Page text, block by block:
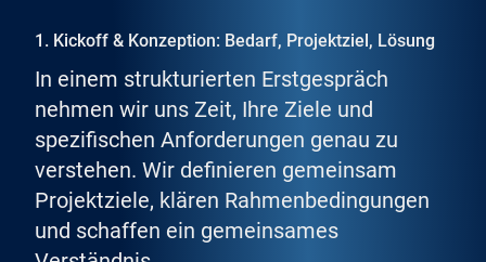
1. Kickoff & Konzeption: Bedarf, Projektziel, Lösung
In einem strukturierten Erstgespräch
nehmen wir uns Zeit, Ihre Ziele und
spezifischen Anforderungen genau zu
verstehen. Wir definieren gemeinsam
Projektziele, klären Rahmenbedingungen
und schaffen ein gemeinsames